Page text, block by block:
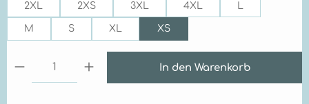
2XL 2XS 3XL 4XL L
M S XL XS
Produkt Anzahl: Gib den gewünschten Wert
In den Warenkorb